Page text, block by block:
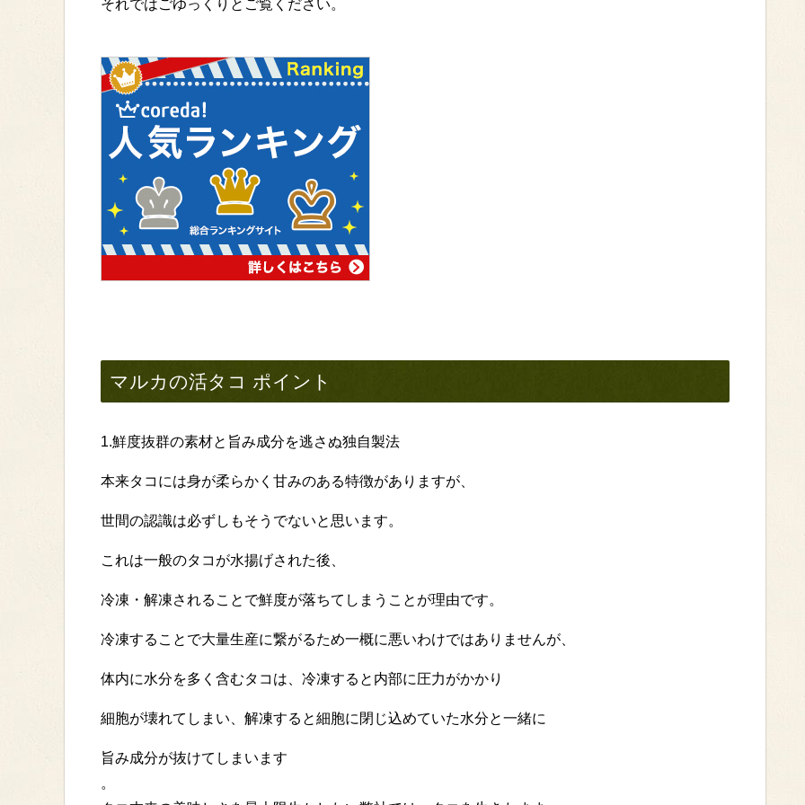
それではごゆっくりとご覧ください。
マルカの活タコ ポイント
1.鮮度抜群の素材と旨み成分を逃さぬ独自製法
本来タコには身が柔らかく甘みのある特徴がありますが、
世間の認識は必ずしもそうでないと思います。
これは一般のタコが水揚げされた後、
冷凍・解凍されることで鮮度が落ちてしまうことが理由です。
冷凍することで大量生産に繋がるため一概に悪いわけではありませんが、
体内に水分を多く含むタコは、冷凍すると内部に圧力がかかり
細胞が壊れてしまい、解凍すると細胞に閉じ込めていた水分と一緒に
旨み成分が抜けてしまいます
。